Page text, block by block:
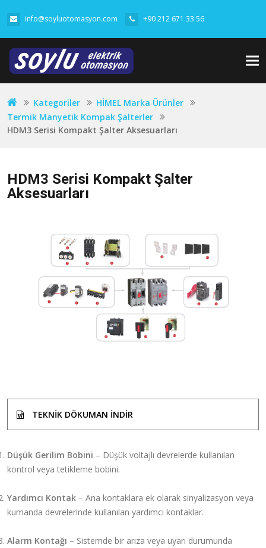
info@soyluotomasyon.com +90 212 671 33 56
Kategoriler
HİMEL Marka Ürünler
Termik Manyetik Kompak Şalterler
HDM3 Serisi Kompakt Şalter Aksesuarları
HDM3 Serisi Kompakt Şalter
Aksesuarları
TEKNIK DÖKUMAN INDIR
Düşük Gerilim Bobini – Düşük voltajlı devrelerde kullanılan
kontrol veya tetikleme bobini.
Yardımcı Kontak – Ana kontaklara ek olarak sinyalizasyon veya
kumanda devrelerinde kullanılan yardımcı kontaklar.
Alarm Kontağı – Sistemde bir arıza veya uyarı durumunda